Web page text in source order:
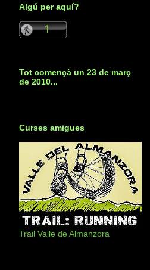
Algú per aquí?
Tot començà un 23 de març
de 2010...
Curses amigues
Trail Valle de Almanzora